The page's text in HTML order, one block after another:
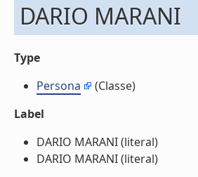
DARIO MARANI
Type
Persona
(Classe)
Label
DARIO MARANI (literal)
DARIO MARANI (literal)